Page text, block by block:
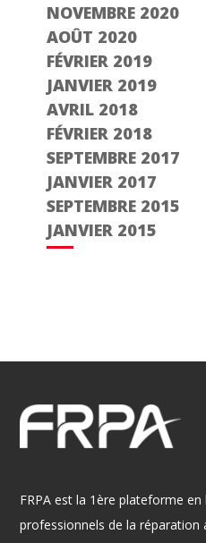
NOVEMBRE 2020
AOÛT 2020
FÉVRIER 2019
JANVIER 2019
AVRIL 2018
FÉVRIER 2018
SEPTEMBRE 2017
JANVIER 2017
SEPTEMBRE 2015
JANVIER 2015
FRPA est la 1ère plateforme
professionnels de la réparation